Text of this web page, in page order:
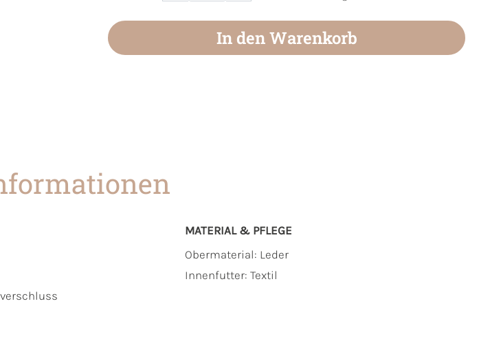
In den Warenkorb
MATERIAL & PFLEGE
Obermaterial: Leder
Innenfutter: Textil